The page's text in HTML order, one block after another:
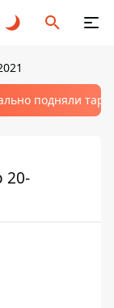
подняли
20-